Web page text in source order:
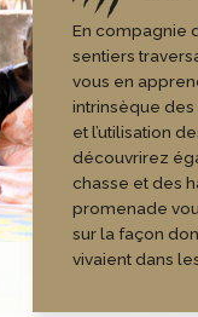
En compagnie
sentiers
vous en
intrinsèque
et l’utilisation
découvrirez
chasse et des
promenade
sur la façon
vivaient dans